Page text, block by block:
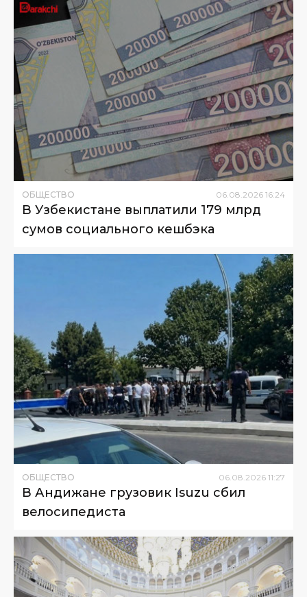
ОБЩЕСТВО 06.08.2026 16:24
В Узбекистане выплатили 179 млрд
сумов социального кешбэка
ОБЩЕСТВО 06.08.2026 11:27
В Андижане грузовик Isuzu сбил
велосипедиста